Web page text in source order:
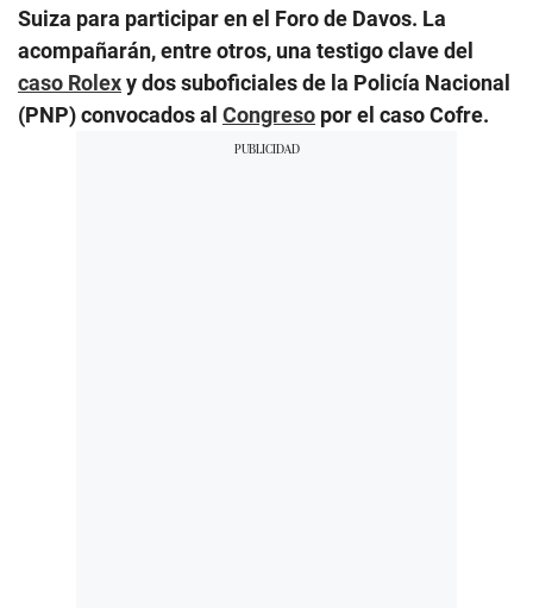
Suiza para participar en el Foro de Davos. La
acompañarán, entre otros, una testigo clave del
caso Rolexy dos suboficiales de la Policía Nacional
(PNP) convocados al Congreso por el caso Cofre.